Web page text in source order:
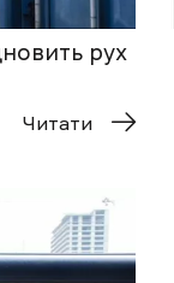
рух
Читати